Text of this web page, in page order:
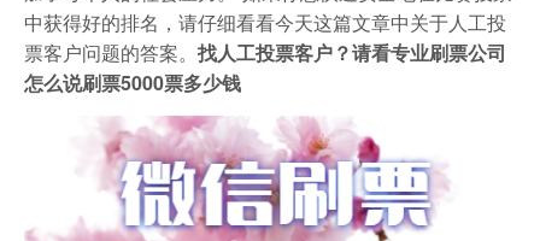
中获得好的排名，请仔细看看今天这篇文章中关于人工投
票客户问题的答案。 找人工投票客户？请看专业刷票公司
怎么说刷票5000票多少钱